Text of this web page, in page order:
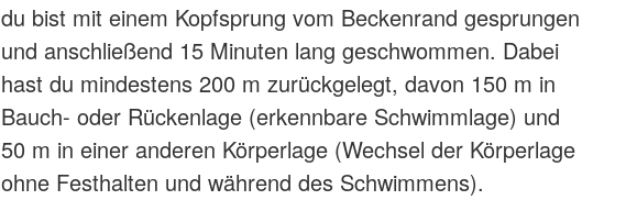
du bist mit einem Kopfsprung vom Beckenrand gesprungen
und anschließend 15 Minuten lang geschwommen. Dabei
hast du mindestens 200 m zurückgelegt, davon 150 m in
Bauch- oder Rückenlage (erkennbare Schwimmlage) und
50 m in einer anderen Körperlage (Wechsel der Körperlage
ohne Festhalten und während des Schwimmens).